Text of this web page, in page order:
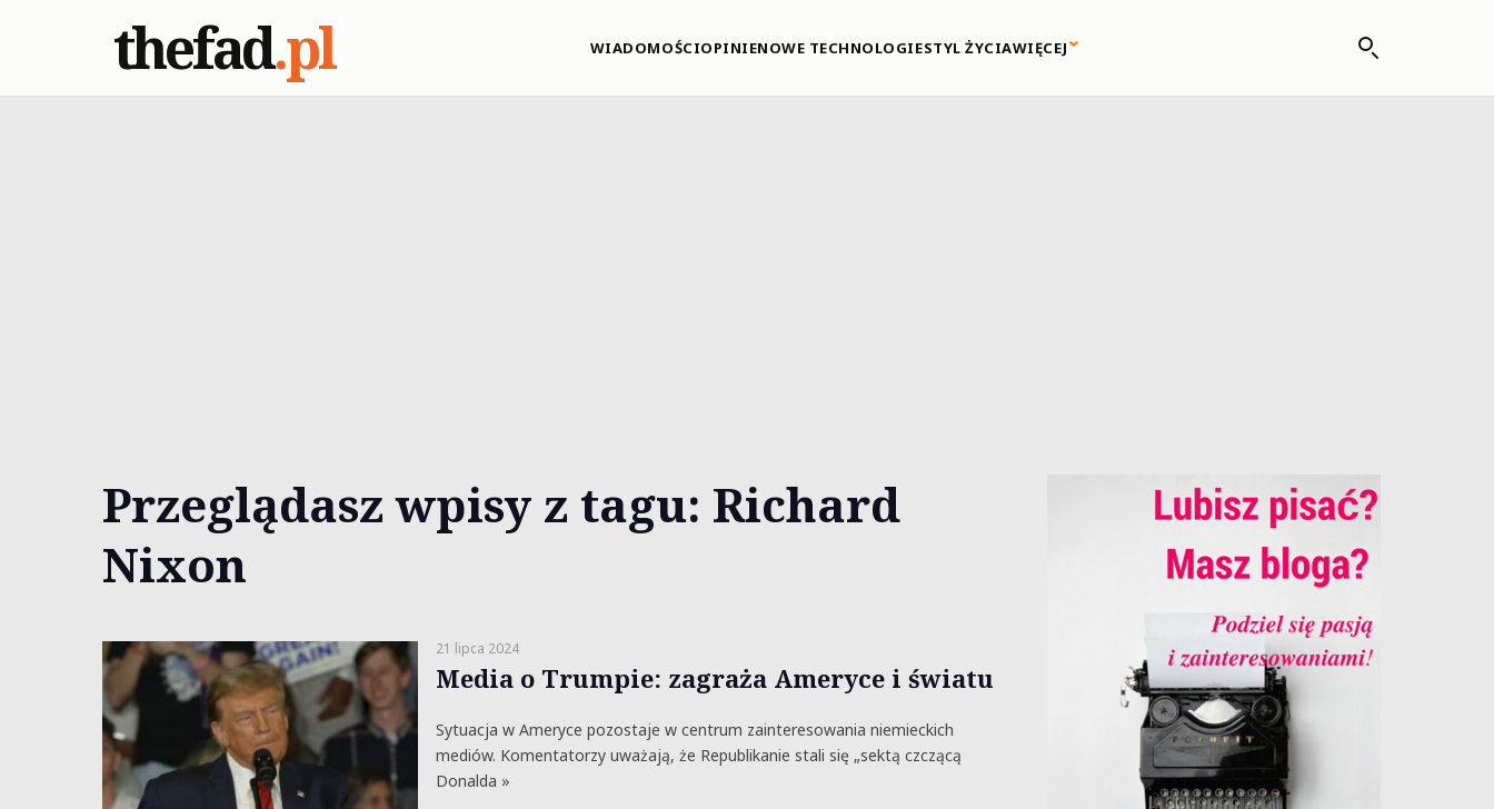
thefad.pl WIADOMOŚCIOPINIENOWE TECHNOLOGIESTYL ŻYCIAWIĘCEJ
Przeglądasz wpisy z tagu: Richard
Nixon
21 lipca 2024
Media o Trumpie: zagraża Ameryce i światu
Sytuacja w Ameryce pozostaje w centrum zainteresowania niemieckich
mediów. Komentatorzy uważają, że Republikanie stali się „sektą czczącą
Donalda »